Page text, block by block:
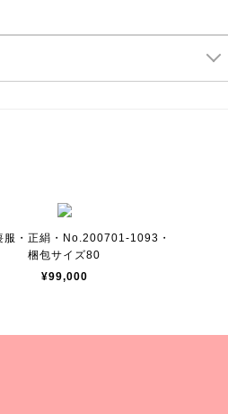
服・正絹・No.200701-1093・
梱包サイズ80
¥99,000